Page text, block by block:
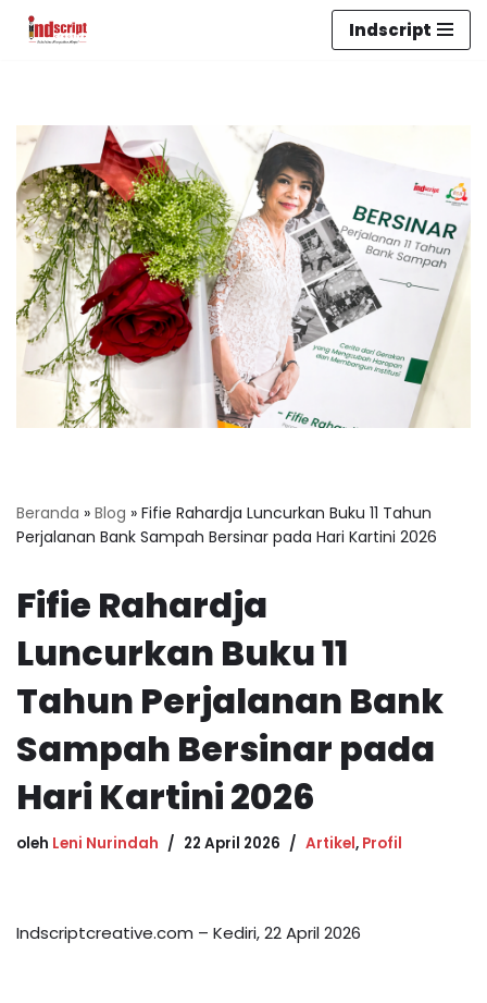
Indscript
Beranda » Blog » Fifie Rahardja Luncurkan Buku 11 Tahun
Perjalanan Bank Sampah Bersinar pada Hari Kartini 2026
Fifie Rahardja
Luncurkan Buku 11
Tahun Perjalanan Bank
Sampah Bersinar pada
Hari Kartini 2026
oleh Leni Nurindah 22 April 2026 Artikel, Profil
Indscriptcreative.com – Kediri, 22 April 2026